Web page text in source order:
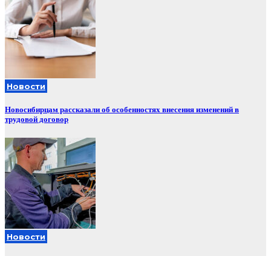
Новости
Новосибирцам рассказали об особенностях внесения изменений в
трудовой договор
Новости